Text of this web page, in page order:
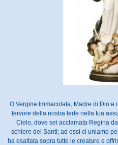
O Vergine Immacolata, Madre di Dio
fervore della nostra fede nella tua
Cielo, dove sei acclamata Regina
schiere dei Santi; ad essi ci uniamo
ha esaltata sopra tutte le creature e